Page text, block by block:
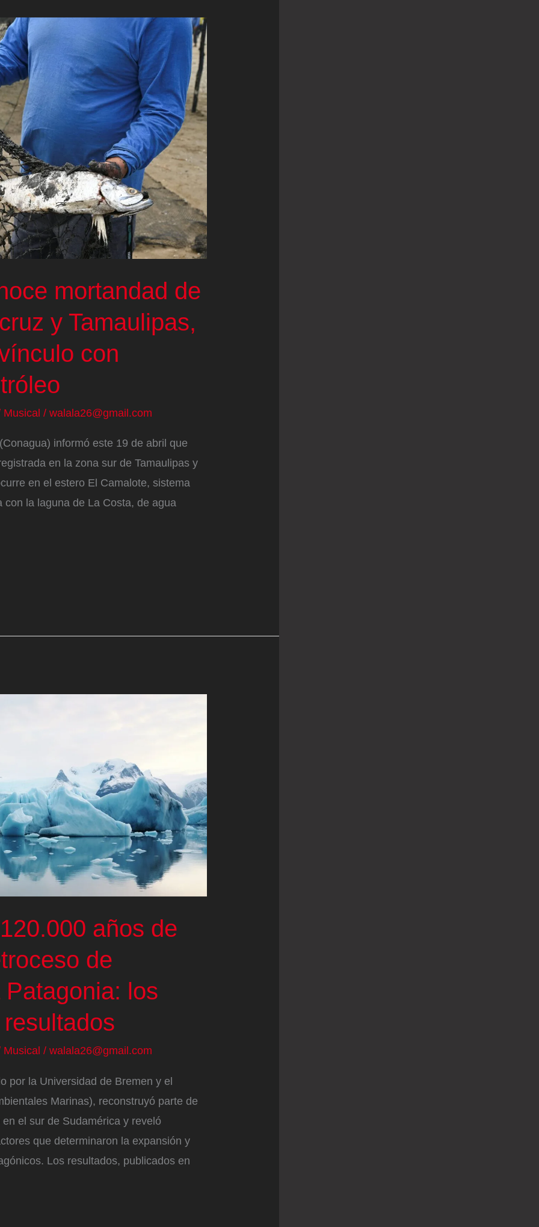
mortandad de
y Tamaulipas,
con
Musical / walala26@gmail.com
informó este 19 de abril que
en la zona sur de Tamaulipas y
en el estero El Camalote, sistema
con la laguna de La Costa, de agua
años de
de
los
Musical / walala26@gmail.com
por la Universidad de Bremen y el
Marinas), reconstruyó parte de
el sur de Sudamérica y reveló
que determinaron la expansión y
Los resultados, publicados en